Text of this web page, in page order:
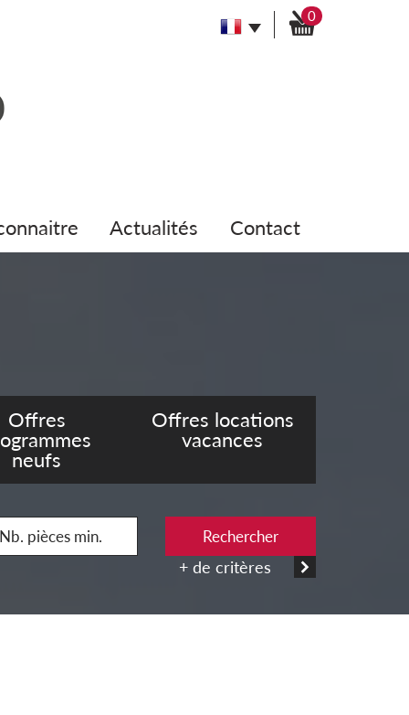
0
actualités contact
Offres
neufs
Offres locations
vacances
Rechercher
+ de critères